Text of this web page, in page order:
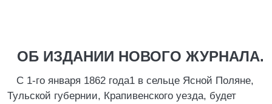
ОБ ИЗДАНИИ НОВОГО ЖУРНАЛА.
С 1-го января 1862 года1 в сельце Ясной Поляне,
Тульской губернии, Крапивенского уезда, будет